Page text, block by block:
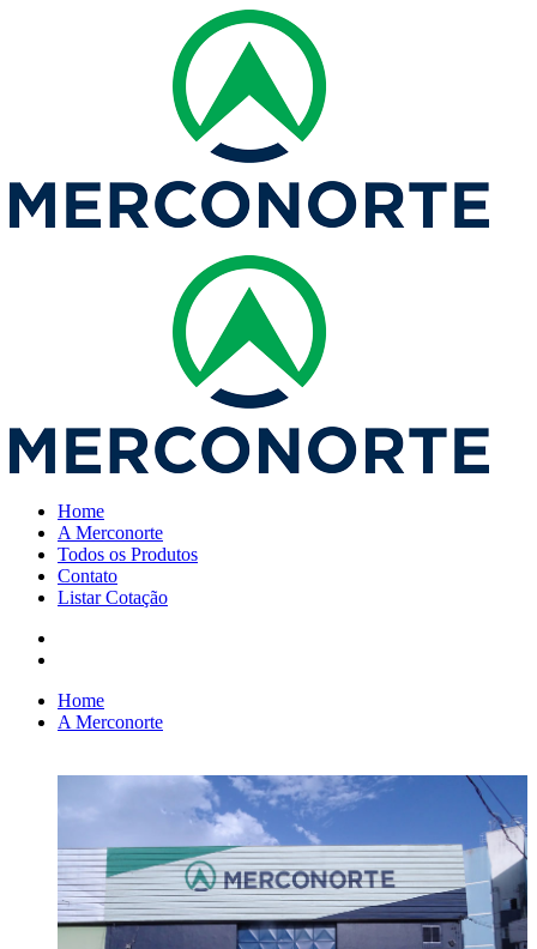
Home
A Merconorte
Todos os Produtos
Contato
Listar Cotação
Home
A Merconorte